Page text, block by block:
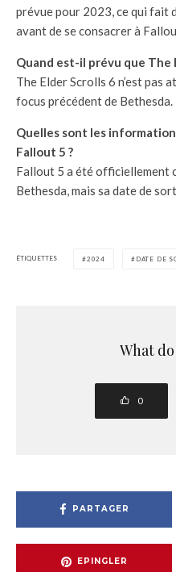
prévue pour 2023, ce qui fait
avant de se consacrer à
Quand est-il prévu que The
The Elder Scrolls 6 n’est pas
focus précédent de Bethesda.
Quelles sont les
Fallout 5 ?
Fallout 5 a été officiellement
Bethesda, mais sa date de
ÉTIQUETTES 2024 DATE DE
What
0
PARTAGER
EPINGLER